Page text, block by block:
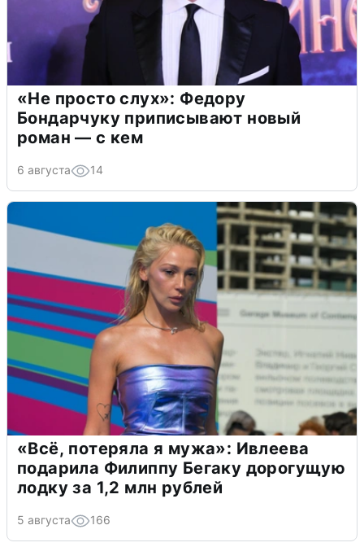
«Не просто слух»: Федору
Бондарчуку приписывают новый
роман — с кем
6 августа 14
«Всё, потеряла я мужа»: Ивлеева
подарила Филиппу Бегаку дорогущую
лодку за 1,2 млн рублей
5 августа 166